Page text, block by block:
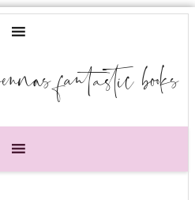
fantastic books